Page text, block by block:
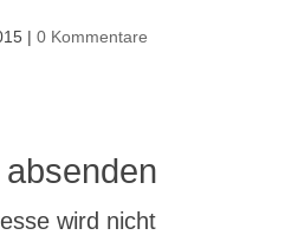
| 0 Kommentare
wird nicht